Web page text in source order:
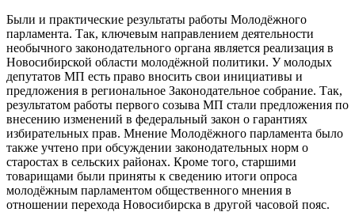
Были и практические результаты работы Молодёжного
парламента. Так, ключевым направлением деятельности
необычного законодательного органа является реализация в
Новосибирской области молодёжной политики. У молодых
депутатов МП есть право вносить свои инициативы и
предложения в региональное Законодательное собрание. Так,
результатом работы первого созыва МП стали предложения по
внесению изменений в федеральный закон о гарантиях
избирательных прав. Мнение Молодёжного парламента было
также учтено при обсуждении законодательных норм о
старостах в сельских районах. Кроме того, старшими
товарищами были приняты к сведению итоги опроса
молодёжным парламентом общественного мнения в
отношении перехода Новосибирска в другой часовой пояс.